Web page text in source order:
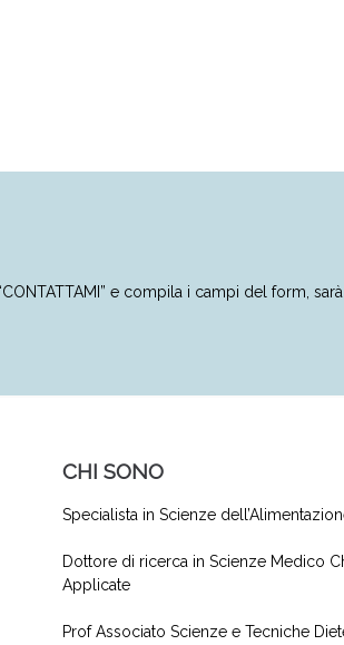
e compila i campi del form,
CHI SONO
Specialista in Scienze
Dottore di ricerca in Scienze Medico
Applicate
Prof Associato Scienze e Tecniche